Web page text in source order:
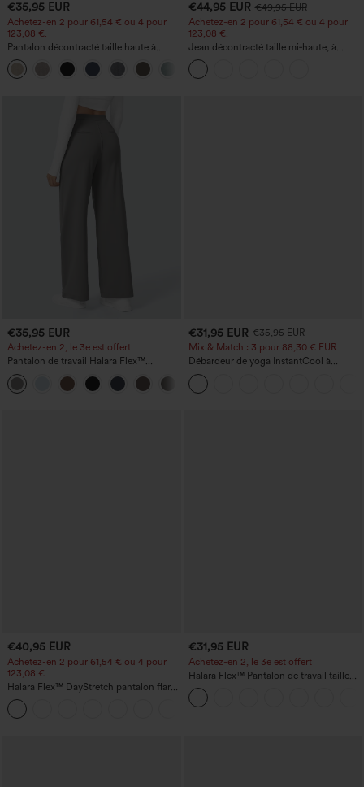
€35,95 EUR
Achetez-en 2 pour 61,54 € ou 4 pour
123,08 €.
Pantalon décontracté taille haute à
jambe droite, effet lin, avec poches
€44,95 EUR €49,95 EUR
Achetez-en 2 pour 61,54 € ou 4 pour
123,08 €.
Jean décontracté taille mi‑haute, à
cordon de serrage, avec poches
€35,95 EUR
Achetez-en 2, le 3e est offert
Pantalon de travail Halara Flex™
DayStretch à taille haute, avec poches et
coupe droite
€31,95 EUR €35,95 EUR
Mix & Match : 3 pour 88,30 € EUR
Débardeur de yoga InstantCool à
encolure en U et ourlet arrondi –
UPF50+
€40,95 EUR
Achetez-en 2 pour 61,54 € ou 4 pour
123,08 €.
Halara Flex™ DayStretch pantalon flare
de travail, taille mi-haute, poche latérale
zippée
€31,95 EUR
Achetez-en 2, le 3e est offert
Halara Flex™ Pantalon de travail taille
haute avec poche latérale arrière et
légère coupe évasée